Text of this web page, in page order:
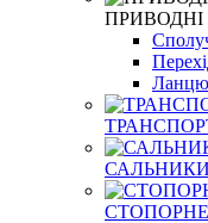
САЛЬНИКИ